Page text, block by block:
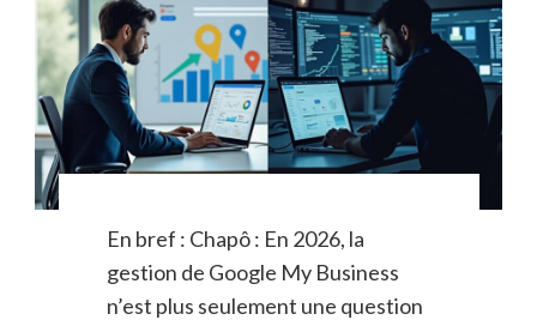
En bref : Chapô : En 2026, la
gestion de Google My Business
n’est plus seulement une question